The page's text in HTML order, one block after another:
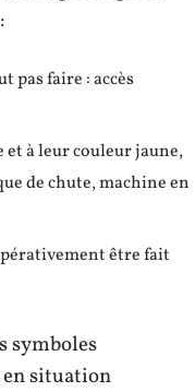
pas faire : accès
et à leur couleur jaune,
de chute, machine en
être fait
symboles
en situation